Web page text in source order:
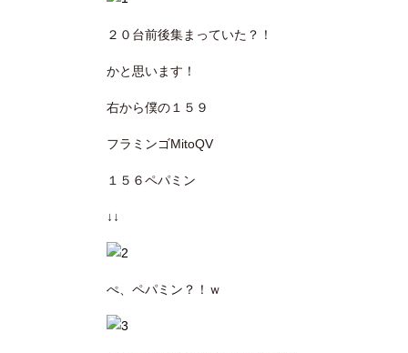
２０台前後集まっていた？！
かと思います！
右から僕の１５９
フラミンゴMitoQV
１５６ペパミン
↓↓
ぺ、ペパミン？！ｗ